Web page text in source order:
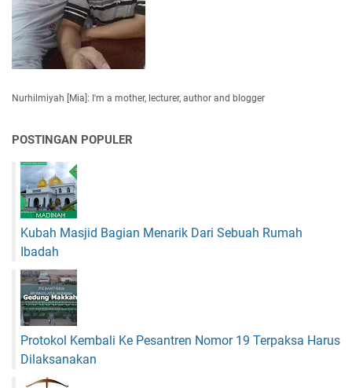
Nurhilmiyah [Mia]: I'm a mother, lecturer, author and blogger
POSTINGAN POPULER
Kubah Masjid Bagian Menarik Dari Sebuah Rumah
Ibadah
Protokol Kembali Ke Pesantren Nomor 19 Terpaksa Harus
Dilaksanakan